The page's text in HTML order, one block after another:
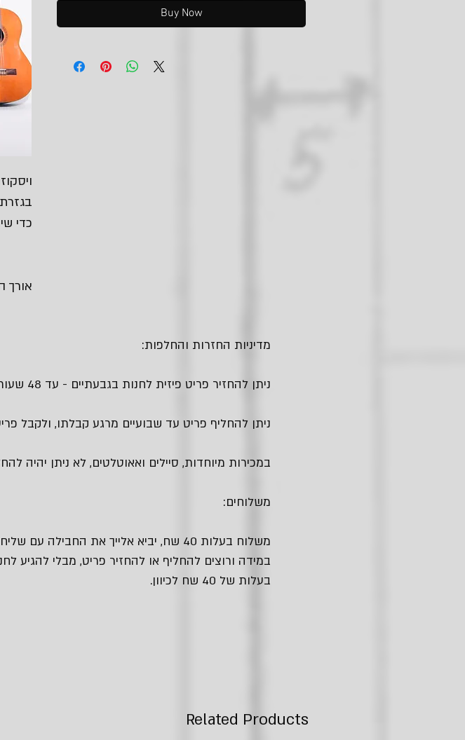
כדי
אורך
Buy Now
מדיניות החזרות והחלפות:
ניתן להחזיר פריט פיזית לחנות בגבעתיים - עד 48 שעות מרגע קבלתו, ולקבל החזר כספי.
ניתן להחליף פריט עד שבועיים מרגע קבלתו, ולקבל
במכירות מיוחדות, סיילים ואאוטלטים, לא ניתן יהיה
משלוחים:
משלוח בעלות 40 שח, יביא אלייך את החבילה עם שליח עד הבית.
במידה ורוצים להחליף או להחזיר פריט, מבלי להגיע
בעלות של 40 שח לכיוון.
Related Products